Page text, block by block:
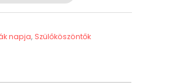
napja,Szülőköszöntők